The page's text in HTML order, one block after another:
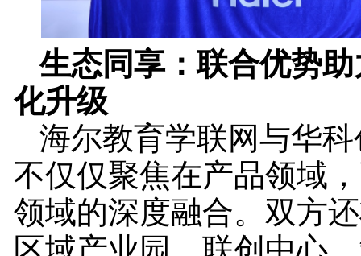
生态同享：联合优势
化升级
海尔教育学联网与华
不仅仅聚焦在产品领域
领域的深度融合。双方